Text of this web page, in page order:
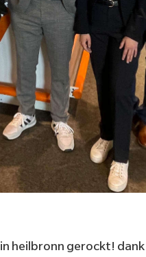
in heilbronn gerockt!